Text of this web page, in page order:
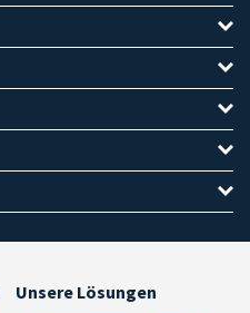
Unsere Lösungen